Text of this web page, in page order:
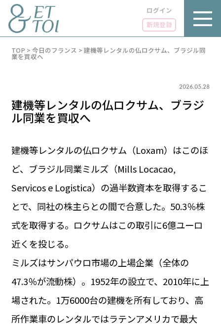
ログイン
新規登録
LUXE
グルメ
LIFE STYLE
BUSINESS
ビジネス・キャリア
INFOS PRATIQUES
TAG
タグ
#パリ
#お土産 #トリビア
#データで読み解くフランス
PARIS 14℃ / 12℃
FR 21:05 ／ JP 04:05
1€＝182.44円
お問い合わせ
運営会社
TOP > 今日のフランス > 建機等レンタルの仏ロクサム、ブラジル同
業を買収へ
2026.05.28
建機等レンタルの仏ロクサム、ブラジ
ル同業を買収へ
建機等レンタルの仏ロクサム（Loxam）はこのほ
ど、ブラジル同業ミルズ（Mills Locacao,
Servicos e Logistica）の過半数資本を取得するこ
とで、同社の株主らとの間で合意した。50.3％株
式を取得する。ロクサムはこの取引に6億ユーロ
近くを投じる。
ミルズはサンパウロ市場の上場企業（全体の
47.3％が流動株）。1952年の設立で、2010年に上
場された。1万6000台の建機を所有しており、高
所作業車のレンタルではラテンアメリカで最大